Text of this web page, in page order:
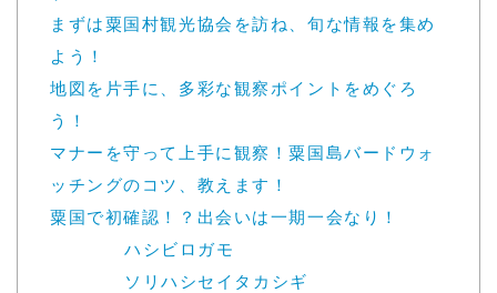
まずは粟国村観光協会を訪ね、旬な情報を集め
よう！
地図を片手に、多彩な観察ポイントをめぐろ
う！
マナーを守って上手に観察！粟国島バードウォ
ッチングのコツ、教えます！
粟国で初確認！？出会いは一期一会なり！
ハシビロガモ
ソリハシセイタカシギ